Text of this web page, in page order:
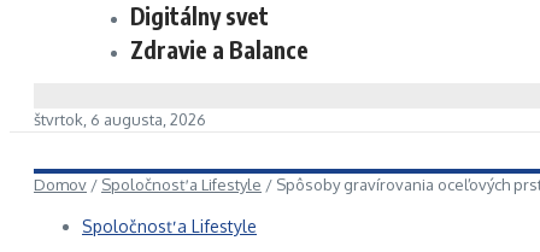
Digitálny svet
Zdravie a Balance
štvrtok, 6 augusta, 2026
Domov / Spoločnosť a Lifestyle / Spôsoby gravírovania oceľových
Spoločnosť a Lifestyle